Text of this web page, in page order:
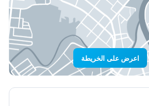
اعرض على الخريطة